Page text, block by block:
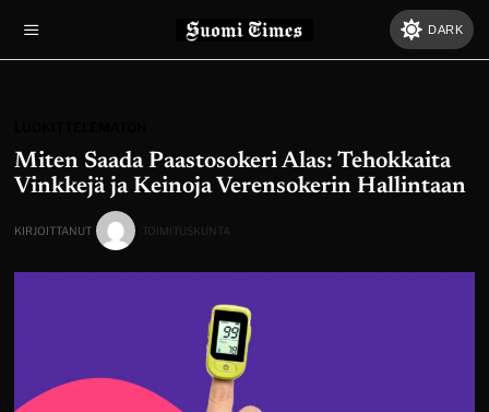
DARK
Miten Saada Paastosokeri Alas: Tehokkaita
Vinkkejä ja Keinoja Verensokerin Hallintaan
KIRJOITTANUT TOIMITUSKUNTA